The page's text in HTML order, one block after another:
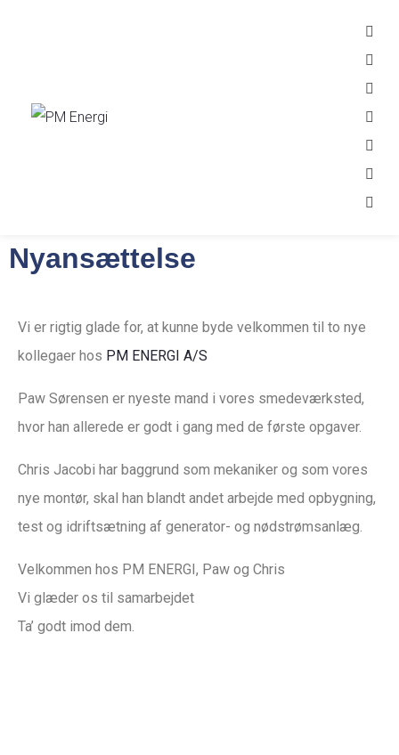
Nyansættelse
Vi er rigtig glade for, at kunne byde velkommen til to nye
kollegaer hos PM ENERGI A/S
Paw Sørensen er nyeste mand i vores smedeværksted,
hvor han allerede er godt i gang med de første opgaver.
Chris Jacobi har baggrund som mekaniker og som vores
nye montør, skal han blandt andet arbejde med opbygning,
test og idriftsætning af generator- og nødstrømsanlæg.
Velkommen hos PM ENERGI, Paw og Chris
Vi glæder os til samarbejdet
Ta’ godt imod dem.